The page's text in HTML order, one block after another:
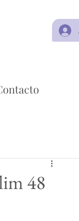
48